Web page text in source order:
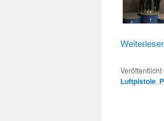
Veröffentlicht
Luftpistole,